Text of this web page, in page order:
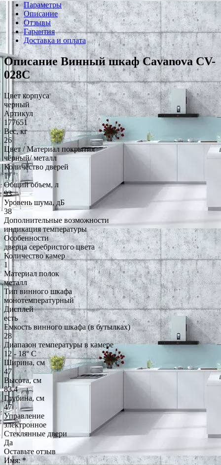
Параметры
Описание
Отзывы
Гарантия
Доставка и оплата
Описание Винный шкаф Cavanova CV-
028C
Цвет корпуса
черный
Артикул
177651
Вес, кг
26
Цвет / Материал покрытия
чёрный/ металл
Количество дверей
1
Общий объем, л
93
Уровень шума, дБ
38
Дополнительные возможности
индикация температуры
Особенности
дверца серебристого цвета
Количество камер
1
Материал полок
металл
Тип винного шкафа
монотемпературный
Дисплей
есть
Емкость винного шкафа (в бутылках)
28
Диапазон температуры в камере
12 - 18° С
Ширина, см
47
Высота, см
83.4
Глубина, см
47
Управление
электронное
Стеклянные двери
Да
Оставьте отзыв
Имя:*